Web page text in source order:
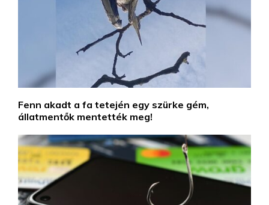
Fenn akadt a fa tetején egy szürke gém,
állatmentők mentették meg!